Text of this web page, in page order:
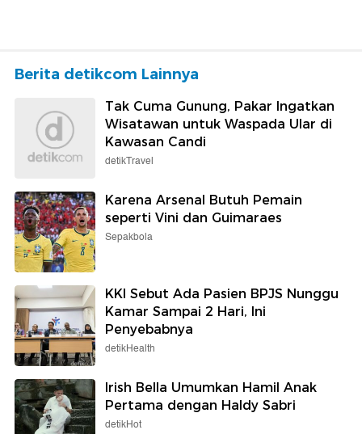
Berita detikcom Lainnya
Tak Cuma Gunung, Pakar Ingatkan
Wisatawan untuk Waspada Ular di
Kawasan Candi
detikTravel
Karena Arsenal Butuh Pemain
seperti Vini dan Guimaraes
Sepakbola
KKI Sebut Ada Pasien BPJS Nunggu
Kamar Sampai 2 Hari, Ini
Penyebabnya
detikHealth
Irish Bella Umumkan Hamil Anak
Pertama dengan Haldy Sabri
detikHot